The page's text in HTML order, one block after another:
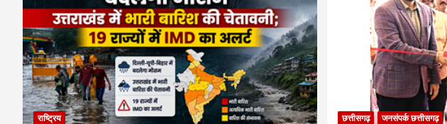
मुंगेली : बछेरा में आधुनिक आंगनबाड़ी भवन बना आकर्षण का केंद्र…
रूस के साथ उत्तर कोरिया की सैन्य साझेदारी गहरी, मिसाइल यूनिट तैनात; यूक्रेन पर
राष्ट्रिय छत्तीसगढ़ जनसंपर्क छत्तीसगढ़